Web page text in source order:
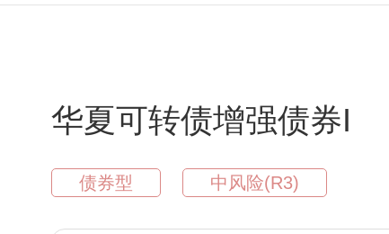
华夏可转债增强债券I
债券型 中风险(R3)